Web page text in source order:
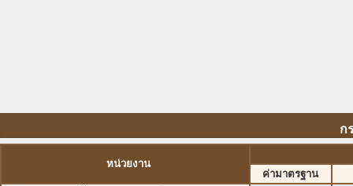
ก
หน่วยงาน
ค่ามาตรฐาน